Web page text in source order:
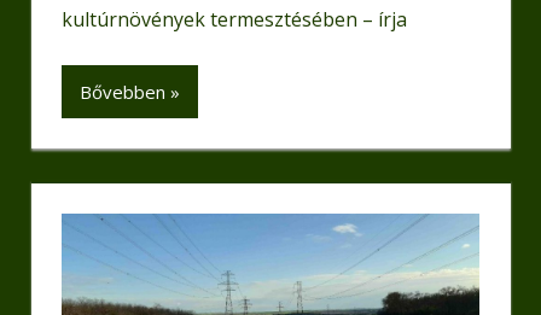
kultúrnövények termesztésében – írja
Bővebben »